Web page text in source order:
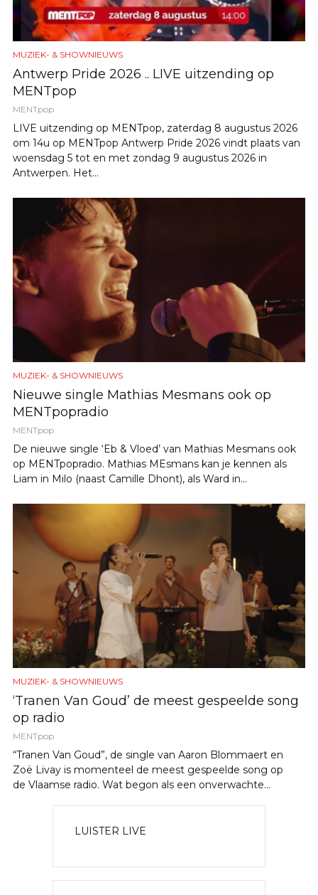
MUZIEK- & SHOWNIEUWS
Antwerp Pride 2026 .. LIVE uitzending op
MENTpop
MENTpop
LIVE uitzending op MENTpop, zaterdag 8 augustus 2026
om 14u op MENTpop Antwerp Pride 2026 vindt plaats van
woensdag 5 tot en met zondag 9 augustus 2026 in
Antwerpen. Het...
MUZIEK- & SHOWNIEUWS
Nieuwe single Mathias Mesmans ook op
MENTpopradio
MENTpop
De nieuwe single ‘Eb & Vloed’ van Mathias Mesmans ook
op MENTpopradio. Mathias MEsmans kan je kennen als
Liam in Milo (naast Camille Dhont), als Ward in...
MUZIEK- & SHOWNIEUWS
‘Tranen Van Goud’ de meest gespeelde song
op radio
MENTpop
“Tranen Van Goud”, de single van Aaron Blommaert en
Zoë Livay is momenteel de meest gespeelde song op
de Vlaamse radio. Wat begon als een onverwachte...
LUISTER LIVE